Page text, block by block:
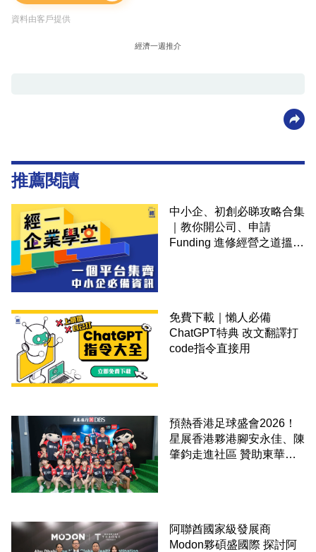
資料由客戶提供
經濟一週推介
推薦閱讀
中小企、初創必睇攻略合集
｜教你開公司、申請
Funding 進修經營之道搵大
免費下載｜懶人必備
ChatGPT特典 改文翻譯打
code指令直接用
預熱香港足球盛會2026！
星展香港夥港腳安永佳、陳
肇鈞走進社區 贊助東華三
阿聯酋國家級發展商
Modon夥碩盛國際 探討阿